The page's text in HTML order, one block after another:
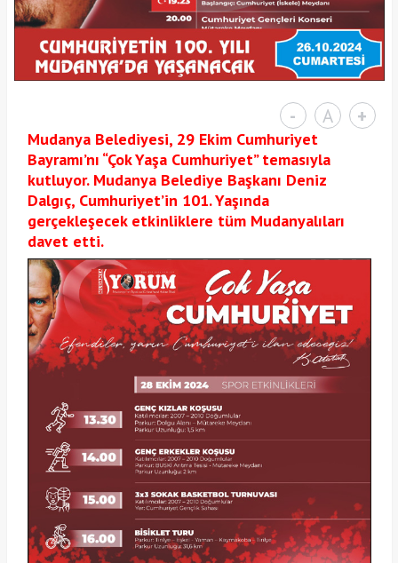
- A +
Mudanya Belediyesi, 29 Ekim Cumhuriyet
Bayramı’nı “Çok Yaşa Cumhuriyet” temasıyla
kutluyor. Mudanya Belediye Başkanı Deniz
Dalgıç, Cumhuriyet’in 101. Yaşında
gerçekleşecek etkinliklere tüm Mudanyalıları
davet etti.